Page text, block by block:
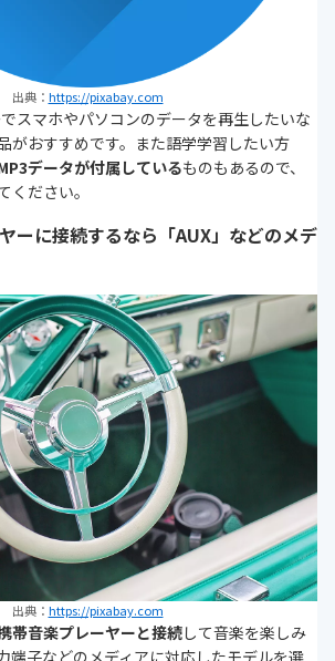
出典： https://pixabay.com
スマホやパソコンのデータを再生したいな
がおすすめです。また語学学習したい方
データが付属しているものもあるので、
ください。
ーに接続するなら「AUX」などのメデ
出典： https://pixabay.com
帯音楽プレーヤーと接続して音楽を楽しみ